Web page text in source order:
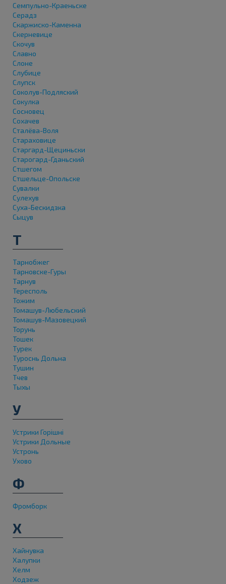
Семпульно-Краеньске
Серадз
Скаржиско-Каменна
Скерневице
Скочув
Славно
Слоне
Слубице
Слупск
Соколув-Подляский
Сокулка
Сосновец
Сохачев
Сталёва-Воля
Стараховице
Старгард-Щециньски
Старогард-Гданьский
Стшегом
Стшельце-Опольске
Сувалки
Сулехув
Суха-Бескидзка
Сыцув
Т
Тарнобжег
Тарновске-Гуры
Тарнув
Тересполь
Тожим
Томашув-Любельский
Томашув-Мазовецкий
Торунь
Тошек
Турек
Туроснь Дольна
Тушин
Тчев
Тыхы
У
Устрики Горішні
Устрики Дольные
Устронь
Ухово
Ф
Фромборк
Х
Хайнувка
Халупки
Хелм
Ходзеж